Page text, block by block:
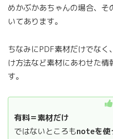
めかぶかあちゃんの場合、
いてあります。
ちなみにPDF素材だけでな
け方法など素材にあわせた情
す。
有料＝素材だけ
ではないところもnoteを使